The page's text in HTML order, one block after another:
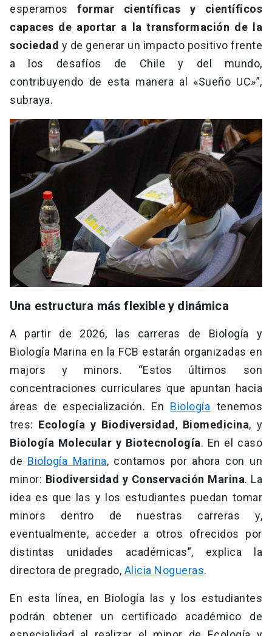
esperamos formar científicas y científicos
capaces de aportar a la transformación de la
sociedad y de generar un impacto positivo frente
a los desafíos de Chile y del mundo,
contribuyendo de esta manera al «Sueño UC»”,
subraya.
Una estructura más flexible y dinámica
A partir de 2026, las carreras de Biología y
Biología Marina en la FCB estarán organizadas en
majors y minors. “Estos últimos son
concentraciones curriculares que apuntan hacia
áreas de especialización. En Biología tenemos
tres: Ecología y Biodiversidad , Biomedicina, y
Biología Molecular y Biotecnología. En el caso
de Biología Marina, contamos por ahora con un
minor: Biodiversidad y Conservación Marina. La
idea es que las y los estudiantes puedan tomar
minors dentro de nuestras carreras y,
eventualmente, acceder a otros ofrecidos por
distintas unidades académicas”, explica la
directora de pregrado, Alicia Nogueras.
En esta línea, en Biología las y los estudiantes
podrán obtener un certificado académico de